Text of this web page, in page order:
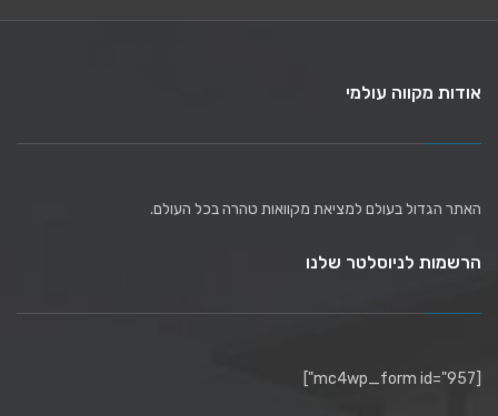
אודות מקווה עולמי
האתר הגדול בעולם למציאת מקוואות טהרה בכל העולם.
הרשמות לניוסלטר שלנו
[mc4wp_form id="957"]